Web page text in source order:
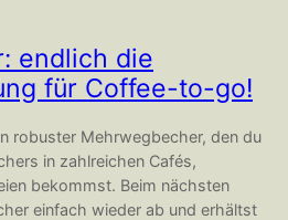
endlich die
für Coffee-to-go!
robuster Mehrwegbecher, den du
in zahlreichen Cafés,
bekommst. Beim nächsten
einfach wieder ab und erhältst